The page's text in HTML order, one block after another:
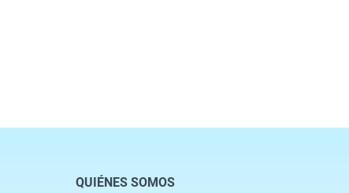
QUIÉNES SOMOS